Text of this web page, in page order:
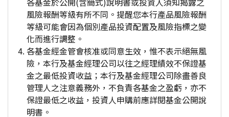
風險報酬等級有所不同。提醒您本行產品風險報酬
等級可能會因為個別產品投資配置及風險指標之變
化而進行調整。
各基金經金管會核准或同意生效，惟不表示絕無風
險，本行及基金經理公司以往之經理績效不保證基
金之最低投資收益；本行及基金經理公司除盡善良
管理人之注意義務外，不負責各基金之盈虧，亦不
保證最低之收益，投資人申購前應詳閱基金公開說
明書。